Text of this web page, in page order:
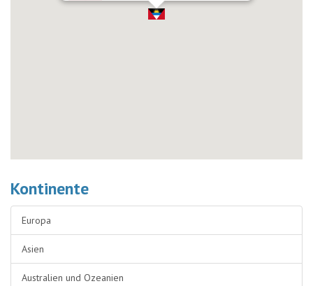
Kontinente
Europa
Asien
Australien und Ozeanien